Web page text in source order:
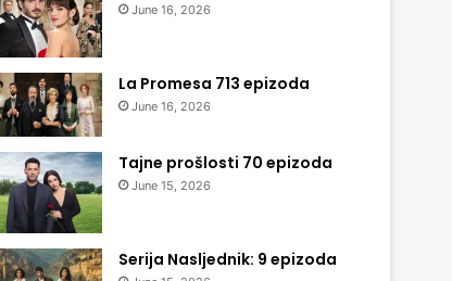
June 16, 2026
La Promesa 713 epizoda
June 16, 2026
Tajne prošlosti 70 epizoda
June 15, 2026
Serija Nasljednik: 9 epizoda